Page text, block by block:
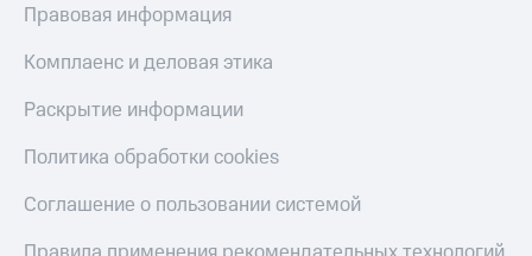
Правовая информация
Комплаенс и деловая этика
Раскрытие информации
Политика обработки cookies
Соглашение о пользовании системой